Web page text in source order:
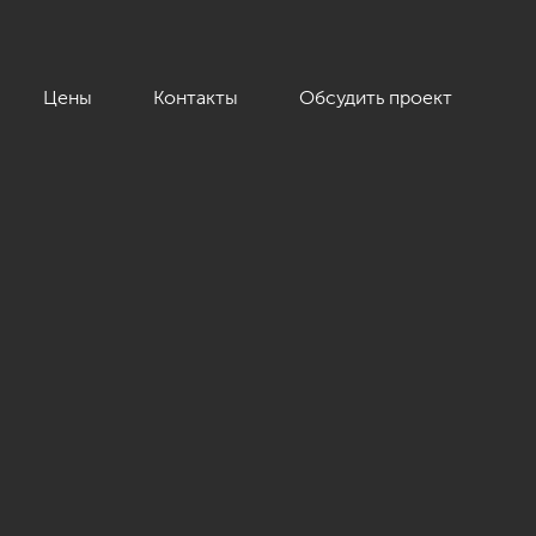
Цены Контакты Обсудить проект